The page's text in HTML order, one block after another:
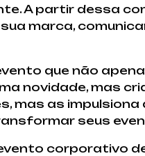
A partir dessa
marca,
que não
novidade, mas
mas as
seus
corporativo